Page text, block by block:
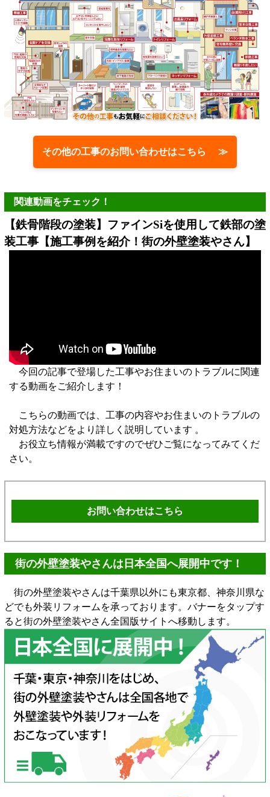
その他の工事のお問い合わせはこちら ≫
関連動画をチェック！
【鉄骨階段の塗装】ファインSiを使用して鉄部の塗
装工事【施工事例を紹介！街の外壁塗装やさん】
今回の記事で登場した工事やお住まいのトラブルに関連
する動画をご紹介します！
こちらの動画では、工事の内容やお住まいのトラブルの
対処方法などをより詳しく説明しています 。
お役立ち情報が満載ですのでぜひご覧になってみてくだ
さい。
お問い合わせはこちら
街の外壁塗装やさんは日本全国へ展開中です！
街の外壁塗装やさんは千葉県以外にも東京都、神奈川県な
どでも外装リフォームを承っております。バナーをタップす
ると街の外壁塗装やさん全国版サイトへ移動します。